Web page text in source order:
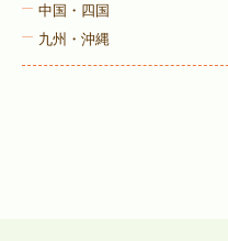
中国・四国
九州・沖縄